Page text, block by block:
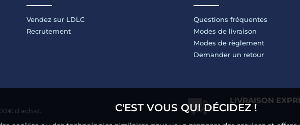
C'EST VOUS QUI DÉCIDEZ !
Vendez sur LDLC
Recrutement
Questions fréquentes
Modes de livraison
Modes de règlement
Demander un retour
d'achat.
LIVRAISON